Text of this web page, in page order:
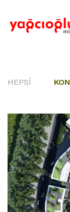
HEPSİ